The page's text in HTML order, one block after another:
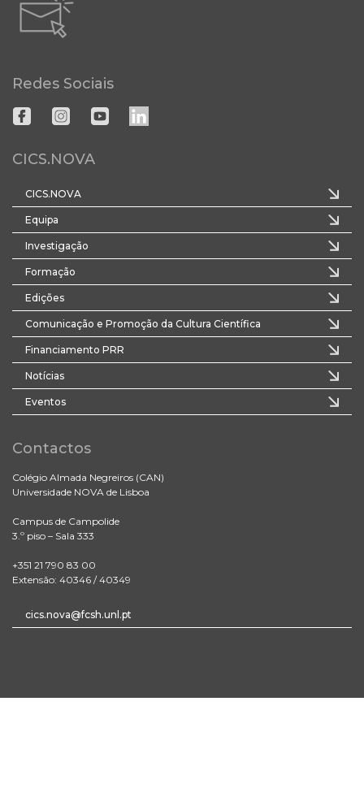
Redes Sociais
CICS.NOVA
CICS.NOVA
Equipa
Investigação
Formação
Edições
Comunicação e Promoção da Cultura Científica
Financiamento PRR
Notícias
Eventos
Contactos
Colégio Almada Negreiros (CAN)
Universidade NOVA de Lisboa
Campus de Campolide
3.º piso – Sala 333
+351 21 790 83 00
Extensão: 40346 / 40349
cics.nova@fcsh.unl.pt